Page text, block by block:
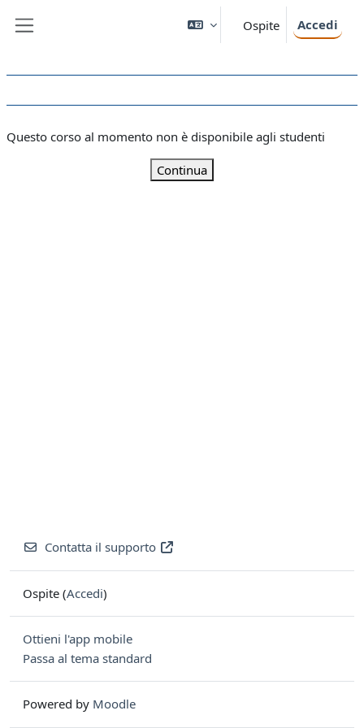
Ospite Accedi
Questo corso al momento non è disponibile agli studenti
Continua
Contatta il supporto
Ospite (Accedi)
Ottieni l'app mobile
Passa al tema standard
Powered by Moodle